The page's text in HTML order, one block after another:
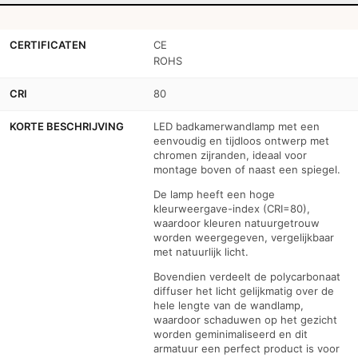
CERTIFICATEN
CE
ROHS
CRI 80
KORTE BESCHRIJVING
LED badkamerwandlamp met een
eenvoudig en tijdloos ontwerp met
chromen zijranden, ideaal voor
montage boven of naast een spiegel.
De lamp heeft een hoge
kleurweergave-index (CRI=80),
waardoor kleuren natuurgetrouw
worden weergegeven, vergelijkbaar
met natuurlijk licht.
Bovendien verdeelt de polycarbonaat
diffuser het licht gelijkmatig over de
hele lengte van de wandlamp,
waardoor schaduwen op het gezicht
worden geminimaliseerd en dit
armatuur een perfect product is voor